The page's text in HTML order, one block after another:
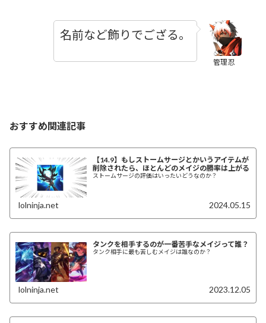
管理忍
名前など飾りでござる。
おすすめ関連記事
【14.9】もしストームサージとかいうアイテムが
削除されたら、ほとんどのメイジの勝率は上がる
ストームサージの評価はいったいどうなのか？
lolninja.net 2024.05.15
タンクを相手するのが一番苦手なメイジって誰？
タンク相手に最も苦しむメイジは誰なのか？
lolninja.net 2023.12.05